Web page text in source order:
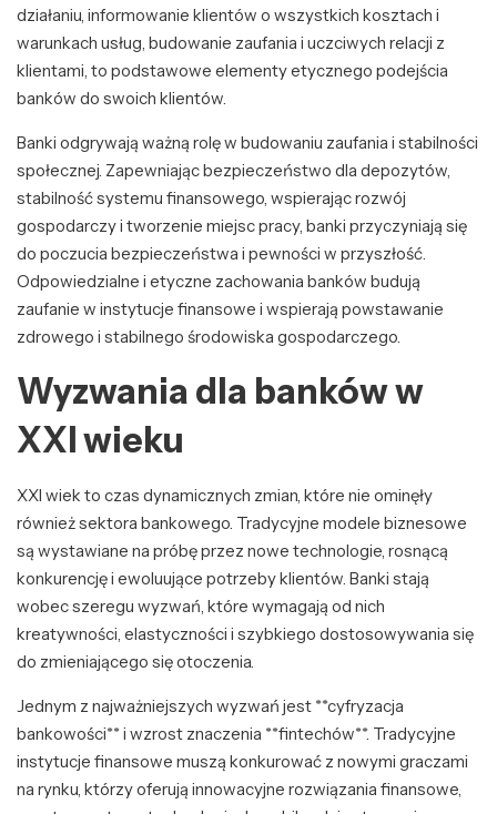
działaniu, informowanie klientów o wszystkich kosztach i
warunkach usług, budowanie zaufania i uczciwych relacji z
klientami, to podstawowe elementy etycznego podejścia
banków do swoich klientów.
Banki odgrywają ważną rolę w budowaniu zaufania i stabilności
społecznej. Zapewniając bezpieczeństwo dla depozytów,
stabilność systemu finansowego, wspierając rozwój
gospodarczy i tworzenie miejsc pracy, banki przyczyniają się
do poczucia bezpieczeństwa i pewności w przyszłość.
Odpowiedzialne i etyczne zachowania banków budują
zaufanie w instytucje finansowe i wspierają powstawanie
zdrowego i stabilnego środowiska gospodarczego.
Wyzwania dla banków w
XXI wieku
XXI wiek to czas dynamicznych zmian, które nie ominęły
również sektora bankowego. Tradycyjne modele biznesowe
są wystawiane na próbę przez nowe technologie, rosnącą
konkurencję i ewoluujące potrzeby klientów. Banki stają
wobec szeregu wyzwań, które wymagają od nich
kreatywności, elastyczności i szybkiego dostosowywania się
do zmieniającego się otoczenia.
Jednym z najważniejszych wyzwań jest **cyfryzacja
bankowości** i wzrost znaczenia **fintechów**. Tradycyjne
instytucje finansowe muszą konkurować z nowymi graczami
na rynku, którzy oferują innowacyjne rozwiązania finansowe,